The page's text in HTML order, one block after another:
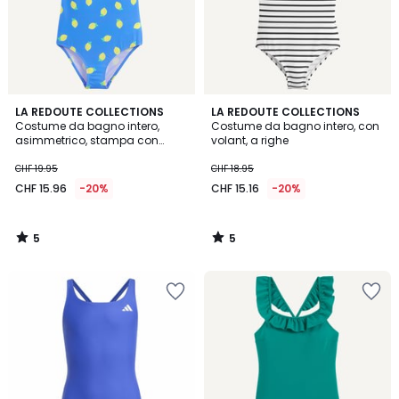
LA REDOUTE COLLECTIONS
Costume da bagno intero,
asimmetrico, stampa con
CHF 19.95
CHF 15.96 -20%
5
/
5
5
/
LA REDOUTE COLLECTIONS
Costume da bagno intero, con
volant, a righe
CHF 18.95
CHF 15.16 -20%
5
/
5
5
/